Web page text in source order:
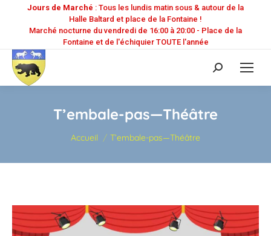
Jours de Marché : Tous les lundis matin sous & autour de la
Halle Baltard et place de la Fontaine !
Marché nocturne du vendredi de 16:00 à 20:00 - Place de la
Fontaine et de l'échiquier TOUTE l'année
Recherche
:
T’embale-pas—Théâtre
Vous êtes ici :
Accueil T’embale-pas—Théâtre